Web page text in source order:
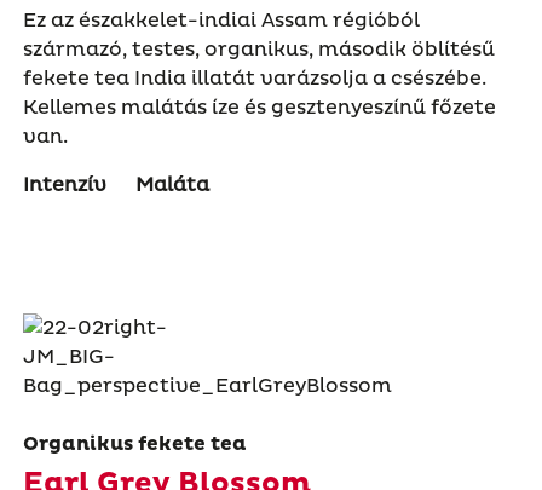
Ez az északkelet-indiai Assam régióból
származó, testes, organikus, második öblítésű
fekete tea India illatát varázsolja a csészébe.
Kellemes malátás íze és gesztenyeszínű főzete
van.
Intenzív
Maláta
Organikus fekete tea